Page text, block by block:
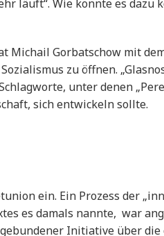
läuft“. Wie konnte es dazu
Michail Gorbatschow mit
zu öffnen.
unter denen
sich entwickeln sollte.
ein. Ein Prozess der
es damals nannte, war
Initiative über die